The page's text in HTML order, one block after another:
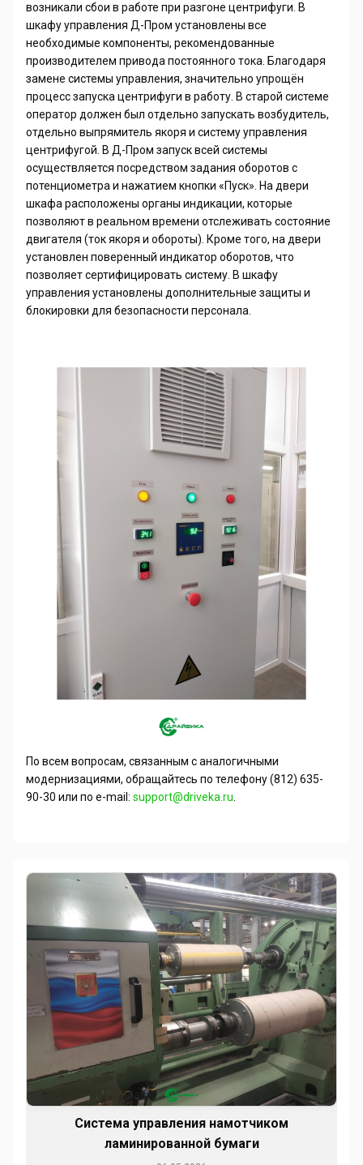
возникали сбои в работе при разгоне центрифуги. В
шкафу управления Д-Пром установлены все
необходимые компоненты, рекомендованные
производителем привода постоянного тока. Благодаря
замене системы управления, значительно упрощён
процесс запуска центрифуги в работу. В старой системе
оператор должен был отдельно запускать возбудитель,
отдельно выпрямитель якоря и систему управления
центрифугой. В Д-Пром запуск всей системы
осуществляется посредством задания оборотов с
потенциометра и нажатием кнопки «Пуск». На двери
шкафа расположены органы индикации, которые
позволяют в реальном времени отслеживать состояние
двигателя (ток якоря и обороты). Кроме того, на двери
установлен поверенный индикатор оборотов, что
позволяет сертифицировать систему. В шкафу
управления установлены дополнительные защиты и
блокировки для безопасности персонала.
По всем вопросам, связанным с аналогичными
модернизациями, обращайтесь по телефону (812) 635-
90-30 или по e-mail : support@driveka ru
Система управления намотчиком
ламинированной бумаги